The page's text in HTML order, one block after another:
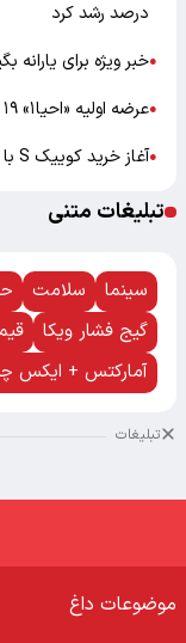
درصد رشد کرد
●خبر ویژه برای یارانه
●عرضه اولیه «احیا۱» ۱۹ مرداد در فرابورس
●آغاز خرید کوییک S با پیش‌پرداخت ۴۹۹ میلیونی
تبلیغات متنی
سینما سلامت
گیج فشار ویکا
آمارکتس + ایکس
تبلیغات
موضوعات داغ